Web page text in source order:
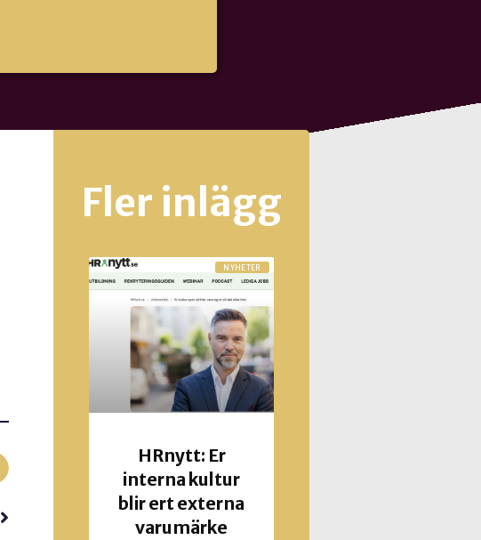
Fler inlägg
NYHETER
HRnytt: Er
interna kultur
blir ert externa
varumärke